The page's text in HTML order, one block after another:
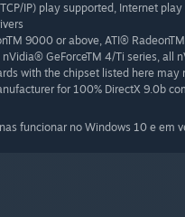
IP) play supported, Internet
9000 or above, ATI®
GeForceTM 4/Ti series, all
with the chipset listed here
for 100% DirectX 9.0b
funcionar no Windows 10 e em